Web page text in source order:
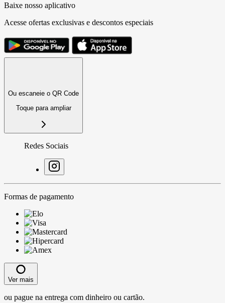
Baixe nosso aplicativo
Acesse ofertas exclusivas e descontos especiais
Ou escaneie o QR Code
Toque para ampliar
Redes Sociais
Formas de pagamento
Ver mais
ou pague na entrega com dinheiro ou cartão.